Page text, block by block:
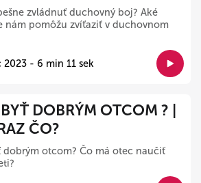
zvládnuť duchovný boj? Aké
nám pomôžu zvíťaziť v duchovnom
2023 - 6 min 11 sek
DOBRÝM OTCOM ? |
ČO?
dobrým otcom? Čo má otec naučiť